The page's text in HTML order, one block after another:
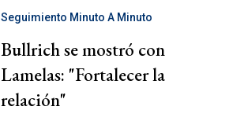
Seguimiento Minuto A Minuto
Bullrich se mostró con
Lamelas: "Fortalecer la
relación"